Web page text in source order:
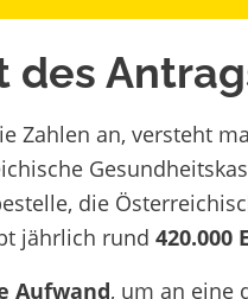
des
Zahlen an, versteht
die
jährlich rund 420.000
Aufwand, um an eine